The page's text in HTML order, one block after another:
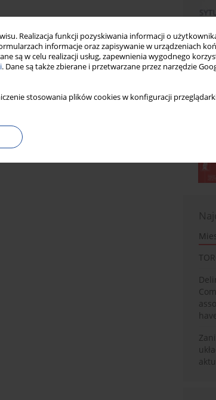
Realizacja funkcji pozyskiwania informacji o
informacje oraz zapisywanie w urządzeniach
są w celu realizacji usług, zapewnienia wygodnego
. Dane są także zbierane i przetwarzane przez narzędzie
stosowania plików cookies w konfiguracji